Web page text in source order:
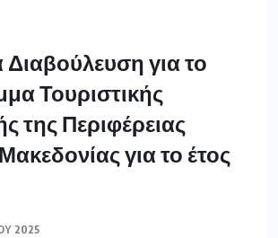
για το
Τουριστικής
της Περιφέρειας
για το έτος
2025